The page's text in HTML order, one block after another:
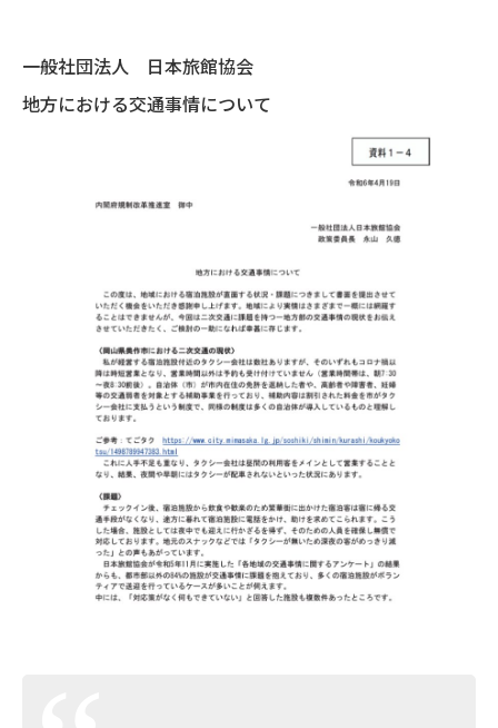
一般社団法人 日本旅館協会
地方における交通事情について